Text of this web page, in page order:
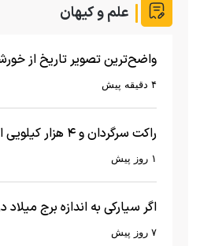
علم و کیهان
واضح‌ترین تصویر تاریخ از
۴ دقیقه پیش
راکت سرگردان و
هشت هزار و ۶۹۰ کیلومتر در ساعت به ماه برخورد کرد۱ روز پیش
اگر سیارکی به اندازه برج
چه اتفاقی می‌افتد؟
۷ روز پیش